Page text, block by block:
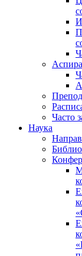
Часто
Наука